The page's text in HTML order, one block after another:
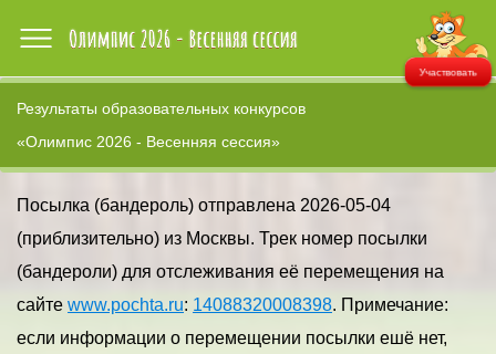
Участвовать
Результаты образовательных конкурсов
«Олимпис 2026 - Весенняя сессия»
Посылка (бандероль) отправлена 2026-05-04
(приблизительно) из Москвы. Трек номер посылки
(бандероли) для отслеживания её перемещения на
сайте www.pochta.ru: 14088320008398. Примечание:
если информации о перемещении посылки ешё нет,